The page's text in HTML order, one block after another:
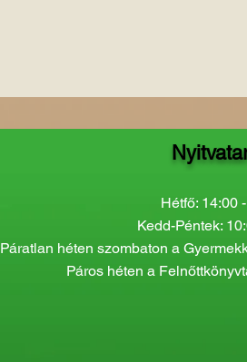
Hétfő: 14:00
Kedd-Péntek:
Páratlan héten szombaton a
Páros héten a